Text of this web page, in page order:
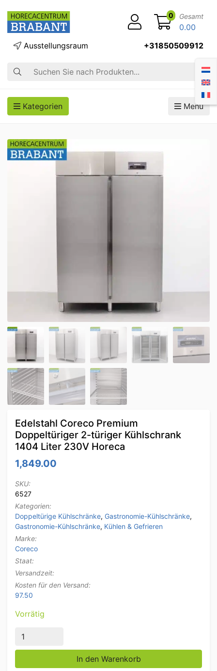
Suche
Ausstellungsraum +31850509912
0 Gesamt
0.00
Kategorien Menü
Edelstahl Coreco Premium
Doppeltüriger 2-türiger Kühlschrank
1404 Liter 230V Horeca
1,849.00
SKU:
6527
Kategorien:
Doppeltürige Kühlschränke, Gastronomie-Kühlschränke,
Gastronomie-Kühlschränke, Kühlen & Gefrieren
Marke:
Coreco
Staat:
Versandzeit:
Kosten für den Versand:
97.50
Vorrätig
Edelstahl Coreco Premium Doppeltüriger 2-türiger
In den Warenkorb